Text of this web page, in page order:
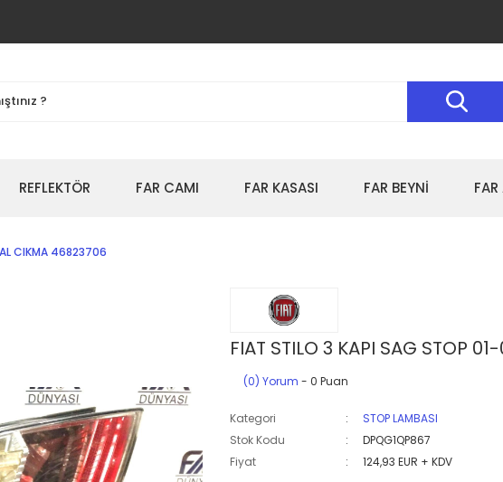
REFLEKTÖR FAR CAMI FAR KASASI FAR BEYNİ
CIKMA 46823706
FIAT STILO 3 KAPI SAG STOP
(0) Yorum - 0 Puan
Kategori
STOP LAMBASI
Stok Kodu
DPQG1QP867
Fiyat
124,93 EUR + KDV